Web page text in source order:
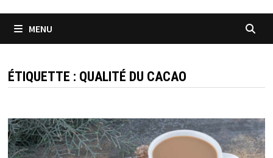
MENU
ÉTIQUETTE : QUALITÉ DU CACAO